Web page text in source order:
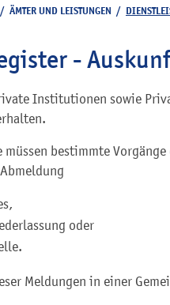
/ ÄMTER UND LEISTUNGEN /
-
Institutionen sowie
müssen bestimmte
oder
Meldungen in einer